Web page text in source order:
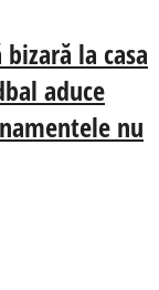
la casa
aduce
nu